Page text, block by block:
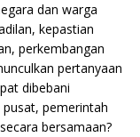
dan warga
kepastian
perkembangan
pertanyaan
dibebani
pemerintah
bersamaan?